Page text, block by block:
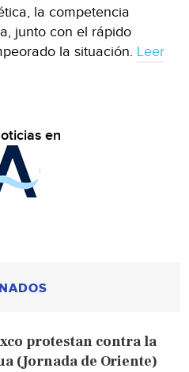
la competencia
junto con el rápido
la situación. Leer
en
protestan contra la
(Jornada de Oriente)